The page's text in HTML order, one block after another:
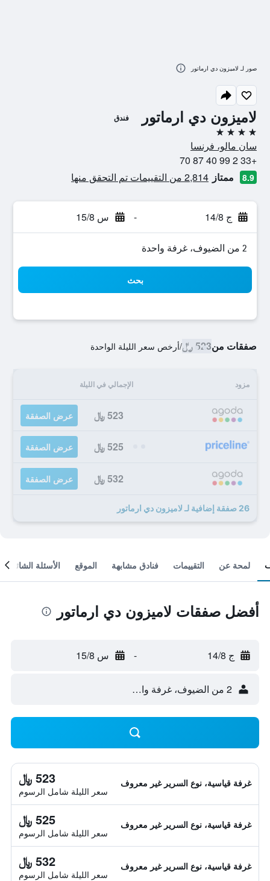
لاميزون دي ارماتور فندق
4 نجوم
سان مالو، فرنسا
+33 2 99 40 87 70
8.9 ممتاز 2,814 من التقييمات تم التحقق منها
ج 14/8 - س 15/8
2 من الضيوف، غرفة واحدة
بحث
صفقات من523 ﷼ /أرخص سعر الليلة الواحدة
مزود الإجمالي في الليلة
523 ﷼ عرض الصفقة
525 ﷼ عرض الصفقة
532 ﷼ عرض الصفقة
26 صفقة إضافية لـ لاميزون دي ارماتور
صور لـ لاميزون دي ارماتور
لمحة عن التقييمات فنادق مشابهة الموقع الأسئلة الشائعة
أفضل صفقات لاميزون دي ارماتور
ج 14/8 - س 15/8
2 من الضيوف، غرفة واحدة
غرفة قياسية، نوع السرير غير معروف 523 ﷼
سعر الليلة شامل الرسوم
غرفة قياسية، نوع السرير غير معروف 525 ﷼
سعر الليلة شامل الرسوم
غرفة قياسية، نوع السرير غير معروف 532 ﷼
سعر الليلة شامل الرسوم